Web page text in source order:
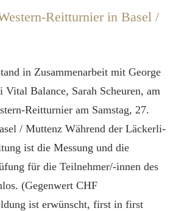
Reitturnier in Basel /
in Zusammenarbeit mit George
Vital Balance, Sarah Scheuren, am
Reitturnier am Samstag, 27.
/ Muttenz Während der Läckerli-
ist die Messung und die
für die Teilnehmer/-innen des
(Gegenwert CHF
ist erwünscht, first in first